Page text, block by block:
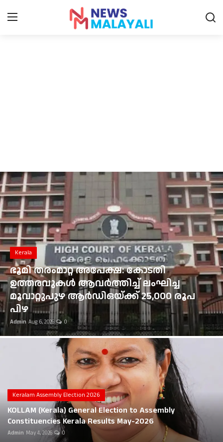
Entertainment
Sports
Food
Gulf News
Loksabha Election 2024
Technology
Health
Jobs Mall
Career
Education
Business
രൂപ
Kerala
ഇടുക്കി ഏലപ്പാറയ്ക്ക്
തോട്ടിലേക്ക് മറിഞ്ഞ്
സ്വദേശി മരിച്ചു;
Admin Aug 6, 2026 0
Keralam Assembly Election 2026
KOLLAM (Kerala) General Election to Assembly
Constituencies Kerala Results May-2026
Admin May 4, 2026 0